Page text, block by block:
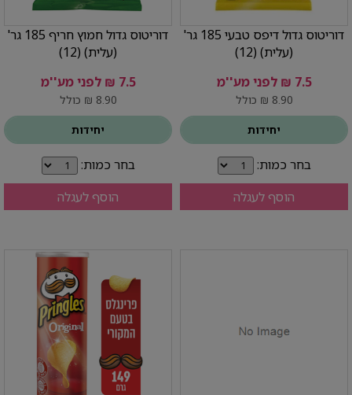
דוריטוס גדול דיפס טבעי 185 גר'
(עלית) (12)
7.5 ₪ לפני מע''מ
8.90 ₪ כולל
יחידות
בחר כמות:
הוסף לעגלה
דוריטוס גדול חמוץ חריף 185 גר'
(עלית) (12)
7.5 ₪ לפני מע''מ
8.90 ₪ כולל
יחידות
בחר כמות:
הוסף לעגלה